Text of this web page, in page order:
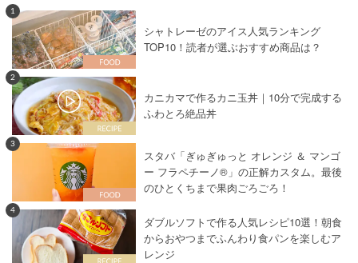
1
シャトレーゼのアイス人気ランキング
TOP10！読者が選ぶおすすめ商品は？
2
カニカマで作るカニ玉丼｜10分で完成する
ふわとろ絶品丼
3
スタバ「ぎゅぎゅっと オレンジ ＆ マンゴ
ー フラペチーノ®」の正解カスタム。最後
のひとくちまで果肉ごろごろ！
4
ダブルソフトで作る人気レシピ10選！朝食
からおやつまでふんわり食パンを楽しむア
レンジ